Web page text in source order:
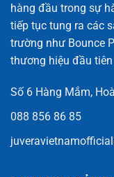
hàng đầu trong sự
tiếp tục tung ra các
trường như Bounce
thương hiệu đầu
Số 6 Hàng Mắm,
088 856 86 85